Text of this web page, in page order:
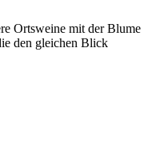
Ortsweine mit der Blume
den gleichen Blick